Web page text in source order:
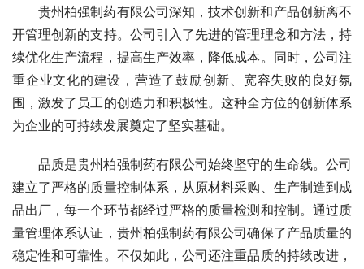
贵州柏强制药有限公司深知，技术创新和产品创新离不
开管理创新的支持。公司引入了先进的管理理念和方法，持
续优化生产流程，提高生产效率，降低成本。同时，公司注
重企业文化的建设，营造了鼓励创新、宽容失败的良好氛
围，激发了员工的创造力和积极性。这种全方位的创新体系
为企业的可持续发展奠定了坚实基础。
品质是贵州柏强制药有限公司始终坚守的生命线。公司
建立了严格的质量控制体系，从原材料采购、生产制造到成
品出厂，每一个环节都经过严格的质量检测和控制。通过质
量管理体系认证，贵州柏强制药有限公司确保了产品质量的
稳定性和可靠性。不仅如此，公司还注重品质的持续改进，